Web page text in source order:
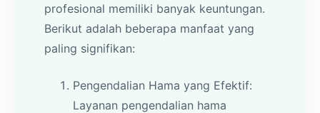
profesional memiliki banyak keuntungan.
Berikut adalah beberapa manfaat yang
paling signifikan:
Pengendalian Hama yang Efektif:
Layanan pengendalian hama